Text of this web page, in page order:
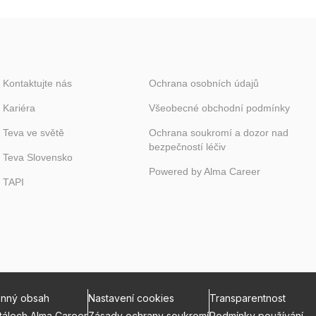
Kontaktujte nás
Kariéra
Teva ve světě
Teva Slovensko
TAPI
Ochrana osobních údajů
Všeobecné obchodní podmínky
Ochrana soukromí a dozor nad
bezpečností léčiv
Powered byAlma Career
obsah Nastavení cookies
Transparentnost